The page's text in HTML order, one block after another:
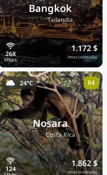
Bangkok
🇹🇭Tailandia
1.172 $
/mes (nómada)
Nosara
🇨🇷Costa Rica
1.862 $
/mes (nómada)
24°C 84